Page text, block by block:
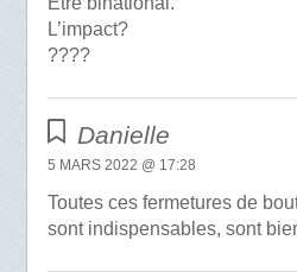
L’impact?
????
Danielle
5 MARS 2022 @ 17:28
Toutes ces fermetures de
sont indispensables, sont